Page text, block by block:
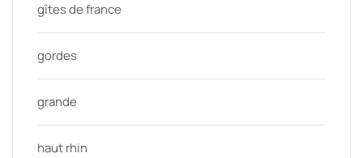
gîtes de france
gordes
grande
haut rhin